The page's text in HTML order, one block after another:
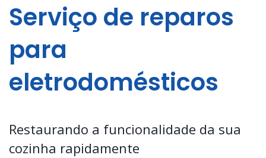
Serviço de reparos
para
eletrodomésticos
Restaurando a funcionalidade da sua
cozinha rapidamente